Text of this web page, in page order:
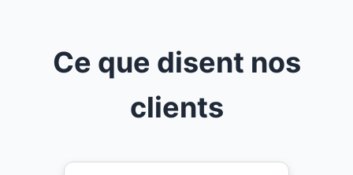
Ce que disent nos
clients